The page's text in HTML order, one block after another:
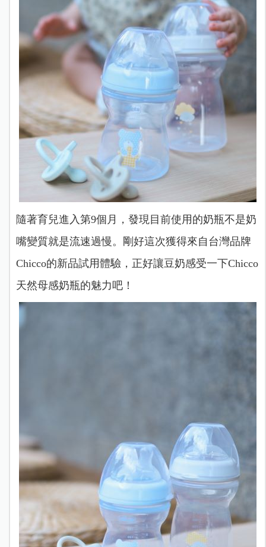
隨著育兒進入第9個月，發現目前使用的奶瓶不是奶
嘴變質就是流速過慢。剛好這次獲得來自台灣品牌
Chicco的新品試用體驗，正好讓豆奶感受一下Chicco
天然母感奶瓶的魅力吧！